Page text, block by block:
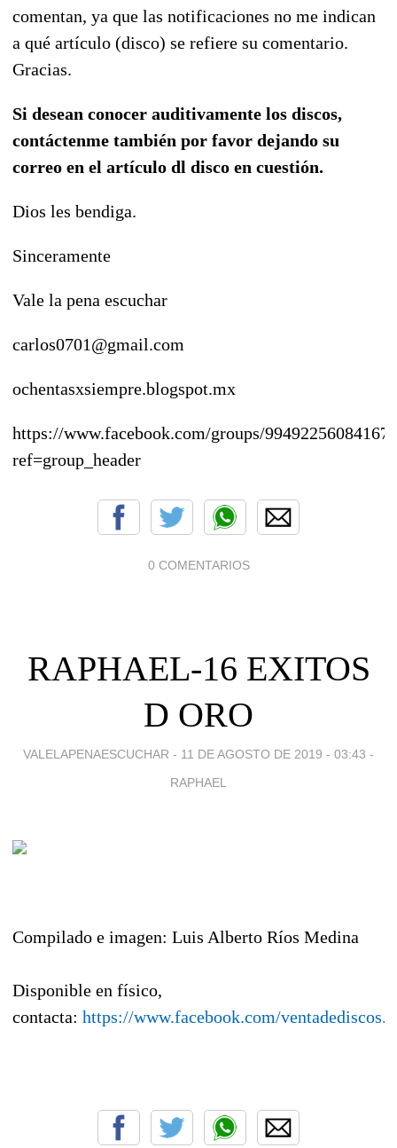
comentan, ya que las notificaciones no me indican
a qué artículo (disco) se refiere su comentario.
Gracias.
Si desean conocer auditivamente los discos,
contáctenme también por favor dejando su
correo en el artículo dl disco en cuestión.
Dios les bendiga.
Sinceramente
Vale la pena escuchar
carlos0701@gmail.com
ochentasxsiempre.blogspot.mx
https://www.facebook.com/groups/
ref=group_header
0 COMENTARIOS
RAPHAEL-16 EXITOS
D ORO
VALELAPENAESCUCHAR - 11 DE AGOSTO DE 2019 - 03:43 -
RAPHAEL
Compilado e imagen: Luis Alberto Ríos Medina
Disponible en físico,
contacta: https://www.facebook.com/